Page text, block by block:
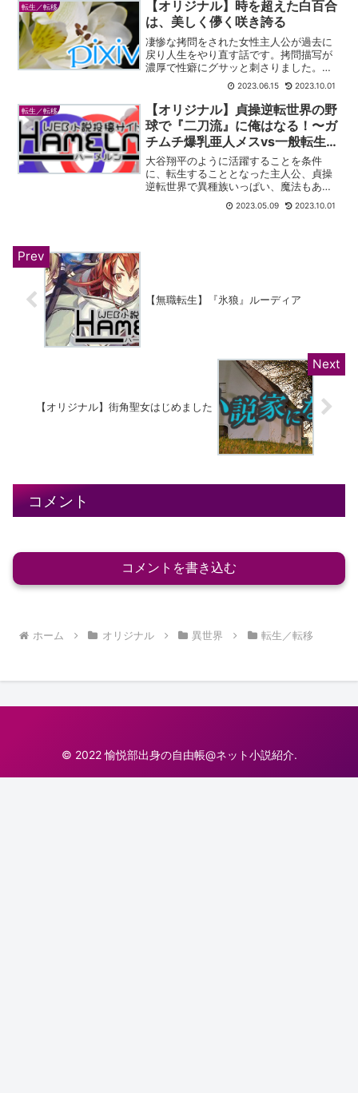
転生／転移
【オリジナル】時を超えた白百合
は、美しく儚く咲き誇る
凄惨な拷問をされた女性主人公が過去に
戻り人生をやり直す話です。拷問描写が
濃厚で性癖にグサッと刺さりました。ダ
ークでえげつない展開がお好きな人には
2023.06.15 2023.10.01
転生／転移
【オリジナル】貞操逆転世界の野
球で『二刀流』に俺はなる！〜ガ
チムチ爆乳亜人メスvs一般転生ヒ
トオス〜
大谷翔平のように活躍することを条件
に、転生することとなった主人公、貞操
逆転世界で異種族いっぱい、魔法もあり
イトルよりも様々な展開が繰り広げられ
2023.05.09 2023.10.01
【無職転生】『氷狼』ルーディア
【オリジナル】街角聖女はじめました
コメント
コメントを書き込む
ホーム オリジナル 異世界 転生／転移
© 2022 愉悦部出身の自由帳@ネット小説紹介.